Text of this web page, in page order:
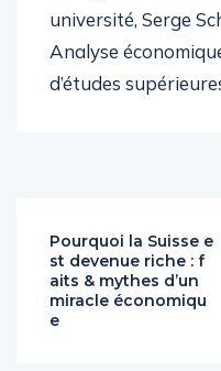
université, Serge
Analyse
d’études
Pourquoi la Suisse e
st devenue riche : f
aits & mythes d’un
miracle économiqu
e